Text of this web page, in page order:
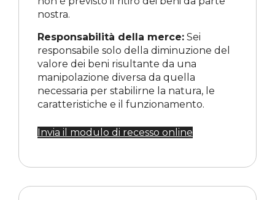
nostra.
Responsabilità della merce:Sei
responsabile solo della diminuzione del
valore dei beni risultante da una
manipolazione diversa da quella
necessaria per stabilirne la natura, le
caratteristiche e il funzionamento.
Invia il modulo di recesso online